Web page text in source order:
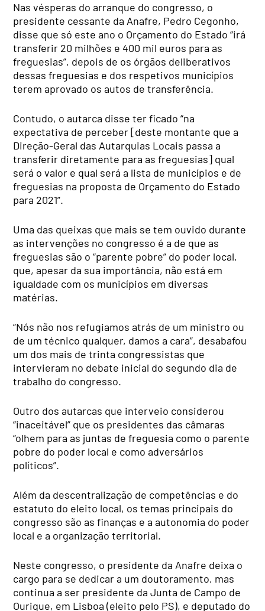
Nas vésperas do arranque do congresso, o
presidente cessante da Anafre, Pedro Cegonho,
disse que só este ano o Orçamento do Estado “irá
transferir 20 milhões e 400 mil euros para as
freguesias”, depois de os órgãos deliberativos
dessas freguesias e dos respetivos municípios
terem aprovado os autos de transferência.
Contudo, o autarca disse ter ficado “na
expectativa de perceber [deste montante que a
Direção-Geral das Autarquias Locais passa a
transferir diretamente para as freguesias] qual
será o valor e qual será a lista de municípios e de
freguesias na proposta de Orçamento do Estado
para 2021”.
Uma das queixas que mais se tem ouvido durante
as intervenções no congresso é a de que as
freguesias são o “parente pobre” do poder local,
que, apesar da sua importância, não está em
igualdade com os municípios em diversas
matérias.
“Nós não nos refugiamos atrás de um ministro ou
de um técnico qualquer, damos a cara”, desabafou
um dos mais de trinta congressistas que
intervieram no debate inicial do segundo dia de
trabalho do congresso.
Outro dos autarcas que interveio considerou
“inaceitável” que os presidentes das câmaras
“olhem para as juntas de freguesia como o parente
pobre do poder local e como adversários
políticos”.
Além da descentralização de competências e do
estatuto do eleito local, os temas principais do
congresso são as finanças e a autonomia do poder
local e a organização territorial.
Neste congresso, o presidente da Anafre deixa o
cargo para se dedicar a um doutoramento, mas
continua a ser presidente da Junta de Campo de
Ourique, em Lisboa (eleito pelo PS), e deputado do